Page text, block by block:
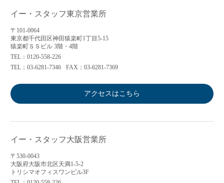
イー・スタッフ東京営業所
〒101-0064
東京都千代田区神田猿楽町1丁目5-15
猿楽町ＳＳビル 3階・4階
TEL：0120-558-226
TEL：03-6281-7346
FAX：03-6281-7369
アクセスはこちら
イー・スタッフ大阪営業所
〒530-0043
大阪府大阪市北区天満1-5-2
トリシマオフィスワンビル3F